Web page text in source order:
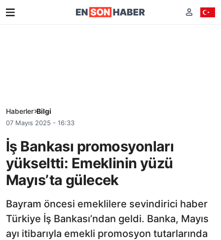
Haberler Bilgi
07 Mayıs 2025 - 16:33
İş Bankası promosyonları
yükseltti: Emeklinin yüzü
Mayıs’ta gülecek
Bayram öncesi emeklilere sevindirici haber
Türkiye İş Bankası’ndan geldi. Banka, Mayıs
ayı itibarıyla emekli promosyon tutarlarında